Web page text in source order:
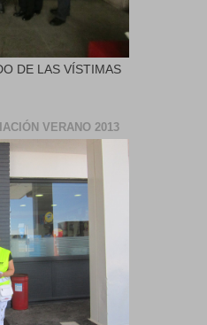
DE LAS VÍSTIMAS
VERANO 2013